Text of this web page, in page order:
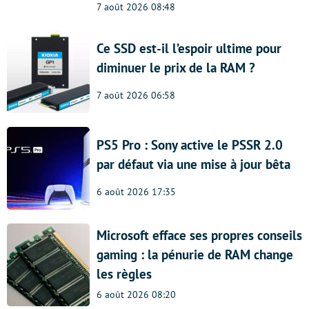
7 août 2026 08:48
Ce SSD est-il l’espoir ultime pour
diminuer le prix de la RAM ?
7 août 2026 06:58
PS5 Pro : Sony active le PSSR 2.0
par défaut via une mise à jour bêta
6 août 2026 17:35
Microsoft efface ses propres conseils
gaming : la pénurie de RAM change
les règles
6 août 2026 08:20